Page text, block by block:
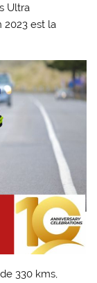
Ultra
2023 est la
330 kms,